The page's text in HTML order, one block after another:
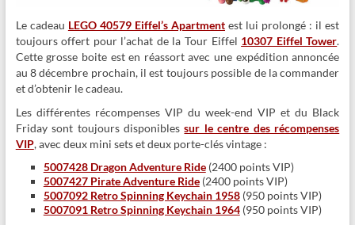
Le cadeau LEGO 40579 Eiffel’s Apartmentest lui prolongé : il est
toujours offert pour l’achat de la Tour Eiffel 10307 Eiffel Tower.
Cette grosse boite est en réassort avec une expédition annoncée
au 8 décembre prochain, il est toujours possible de la commander
et d’obtenir le cadeau.
Les différentes récompenses VIP du week-end VIP et du Black
Friday sont toujours disponiblessur le centre des récompenses
VIP, avec deux mini sets et deux porte-clés vintage :
5007428 Dragon Adventure Ride(2400 points VIP)
5007427 Pirate Adventure Ride(2400 points VIP)
5007092 Retro Spinning Keychain 1958(950 points VIP)
5007091 Retro Spinning Keychain 1964(950 points VIP)